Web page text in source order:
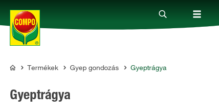
Termékek
Megoldások
COMPO
Termékek Gyep gondozás Gyeptrágya
Gyeptrágya